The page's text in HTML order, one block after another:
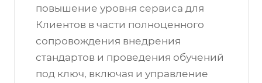
повышение уровня сервиса для
Клиентов в части полноценного
сопровождения внедрения
стандартов и проведения обучений
под ключ, включая и управление